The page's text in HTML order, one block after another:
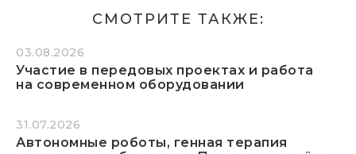
СМОТРИТЕ ТАКЖЕ:
03.08.2026
Участие в передовых проектах и работа
на современном оборудовании
31.07.2026
Автономные роботы, генная терапия